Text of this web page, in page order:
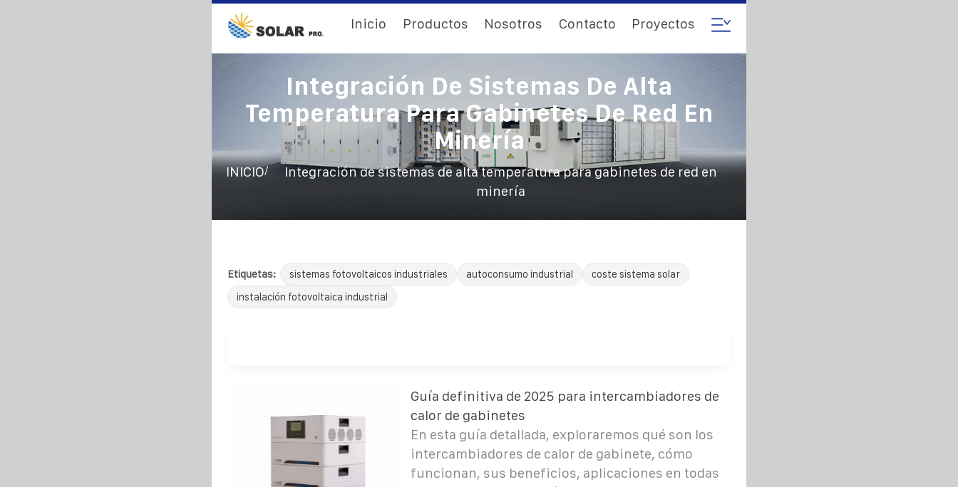
Inicio Productos Nosotros Contacto Proyectos
Integración De Sistemas De Alta
Temperatura Para Gabinetes De Red En
Minería
INICIO/
Integración de sistemas de alta temperatura para gabinetes de red en
minería
Etiquetas: sistemas fotovoltaicos industriales autoconsumo industrial
coste sistema solar
instalación fotovoltaica industrial
Guía definitiva de 2025 para intercambiadores de
calor de gabinetes
En esta guía detallada, exploraremos qué son los
intercambiadores de calor de gabinete, cómo
funcionan, sus beneficios, aplicaciones en todas